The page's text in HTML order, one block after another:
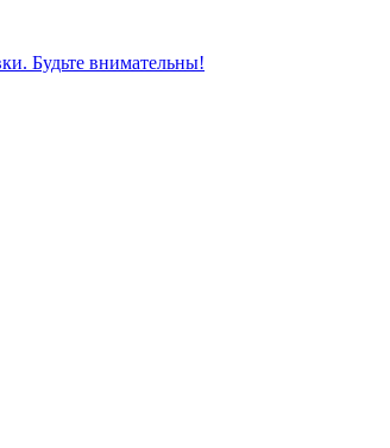
Будьте внимательны!